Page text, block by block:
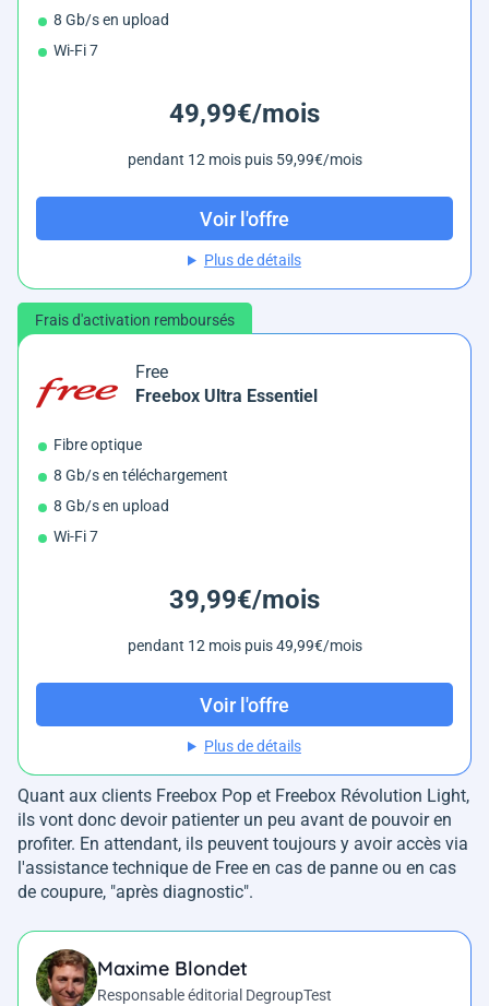
8 Gb/s en upload
Wi-Fi 7
49,99€/mois
pendant 12 mois puis 59,99€/mois
Voir l'offre
Plus de détails
Frais d'activation remboursés
Free
Freebox Ultra Essentiel
Fibre optique
8 Gb/s en téléchargement
8 Gb/s en upload
Wi-Fi 7
39,99€/mois
pendant 12 mois puis 49,99€/mois
Voir l'offre
Plus de détails
Quant aux clients Freebox Pop et Freebox Révolution Light,
ils vont donc devoir patienter un peu avant de pouvoir en
profiter. En attendant, ils peuvent toujours y avoir accès via
l'assistance technique de Free en cas de panne ou en cas
de coupure, "après diagnostic".
Maxime Blondet
Responsable éditorial DegroupTest